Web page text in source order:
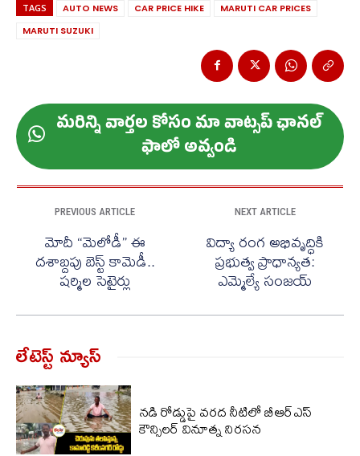
TAGS AUTO NEWS CAR PRICE HIKE
MARUTI CAR PRICES
MARUTI SUZUKI
మ‌రిన్ని వార్త‌ల కోసం మా వాట్స‌ప్ ఛాన‌ల్
ఫాలో అవ్వండి
PREVIOUS ARTICLE
మోదీ “మెలోడీ” ఈ
ద‌శాబ్ద‌పు బెస్ట్ కామెడీ..
ష‌ర్మిల సెటైర్లు
NEXT ARTICLE
విద్యా రంగ అభివృద్ధికి
ప్రభుత్వ ప్రాధాన్యత:
ఎమ్మెల్యే సంజయ్
లేటెస్ట్ న్యూస్‌
నడి రోడ్డుపై వరద నీటిలో బీఆర్ఎస్
కౌన్సిలర్ వినూత్న నిరసన